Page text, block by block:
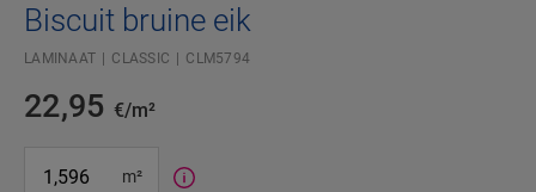
Biscuit bruine eik
LAMINAAT CLASSIC CLM5794
22,95 €/m²
m²